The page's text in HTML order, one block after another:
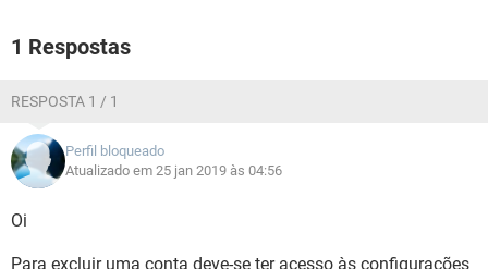
1 Respostas
RESPOSTA 1 / 1
Perfil bloqueado
Atualizado em 25 jan 2019 às 04:56
Oi
Para excluir uma conta deve-se ter acesso às configurações